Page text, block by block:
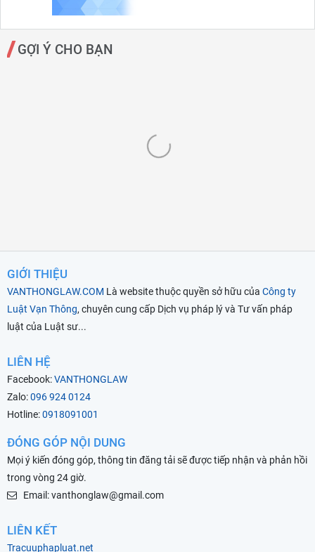
GỢI Ý CHO BẠN
GIỚI THIỆU
VANTHONGLAW.COM Là website thuộc quyền sở hữu của Công ty
Luật Vạn Thông, chuyên cung cấp Dịch vụ pháp lý và Tư vấn pháp
luật của Luật sư...
LIÊN HỆ
Facebook:VANTHONGLAW
Zalo:096 924 0124
Hotline:0918091001
ĐÓNG GÓP NỘI DUNG
Mọi ý kiến đóng góp, thông tin đăng tải sẽ được tiếp nhận và phản hồi
trong vòng 24 giờ.
Email: vanthonglaw@gmail.com
LIÊN KẾT
Tracuuphapluat.net